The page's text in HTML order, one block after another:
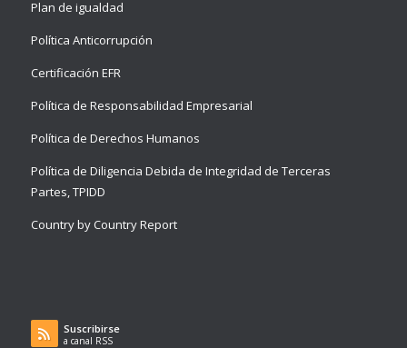
Plan de igualdad
Política Anticorrupción
Certificación EFR
Política de Responsabilidad Empresarial
Política de Derechos Humanos
Política de Diligencia Debida de Integridad de Terceras
Partes, TPIDD
Country by Country Report
Suscribirse
a canal RSS